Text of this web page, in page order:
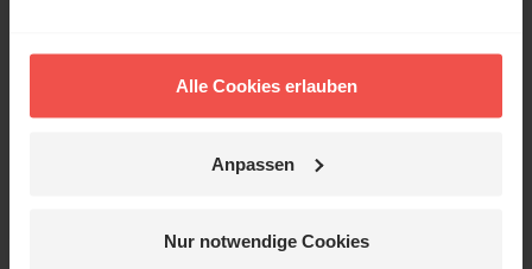
Alle Cookies erlauben
Anpassen
Nur notwendige Cookies